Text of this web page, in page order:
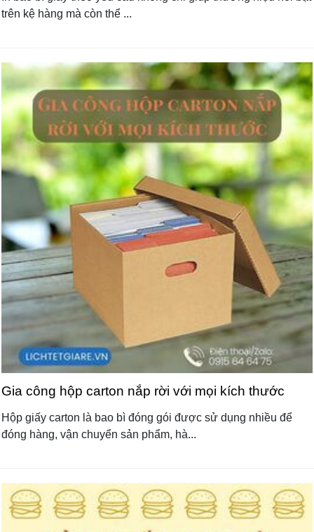
trên kệ hàng mà còn thể ...
Gia công hộp carton nắp rời với mọi kích thước
Hộp giấy carton là bao bì đóng gói được sử dụng nhiều để
đóng hàng, vận chuyển sản phẩm, hà...